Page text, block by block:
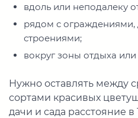
вдоль или неподалеку
рядом с
строениями;
вокруг зоны отдыха или
Нужно оставлять между
сортами красивых
дачи и сада расстояние в